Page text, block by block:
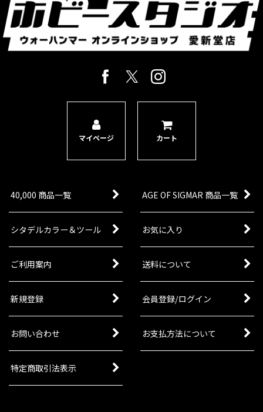
マイページ カート
40,000 商品一覧 AGE OF SIGMAR 商品一覧
シタデルカラー＆ツール お気に入り
ご利用案内 送料について
新規登録 会員登録/ログイン
お問い合わせ お支払方法について
特定商取引法表示